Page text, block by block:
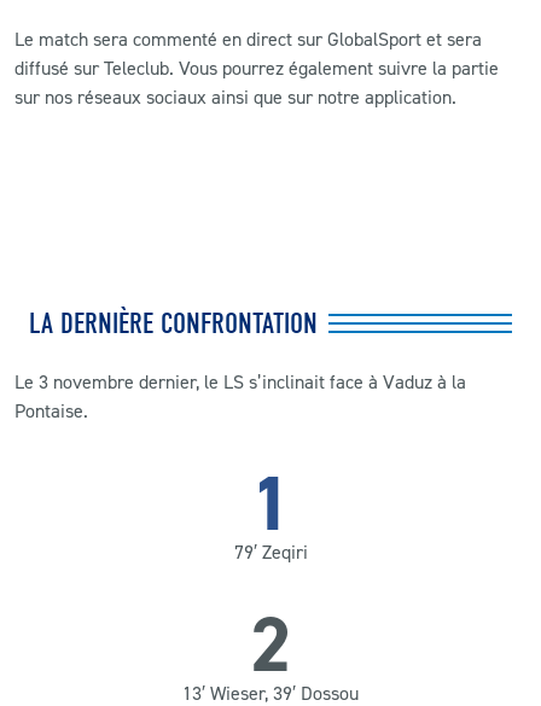
Le match sera commenté en direct sur GlobalSport et sera
diffusé sur Teleclub. Vous pourrez également suivre la partie
sur nos réseaux sociaux ainsi que sur notre application.
LA DERNIÈRE CONFRONTATION
Le 3 novembre dernier, le LS s’inclinait face à Vaduz à la
Pontaise.
1
79′ Zeqiri
2
13′ Wieser, 39′ Dossou